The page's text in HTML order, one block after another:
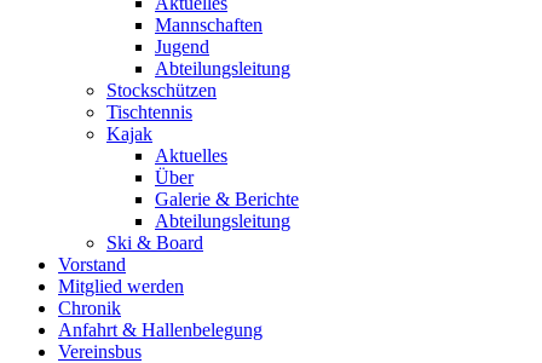
Mannschaften
Jugend
Abteilungsleitung
Stockschützen
Tischtennis
Kajak
Aktuelles
Über
Galerie & Berichte
Abteilungsleitung
Ski & Board
Vorstand
Mitglied werden
Chronik
Anfahrt & Hallenbelegung
Vereinsbus